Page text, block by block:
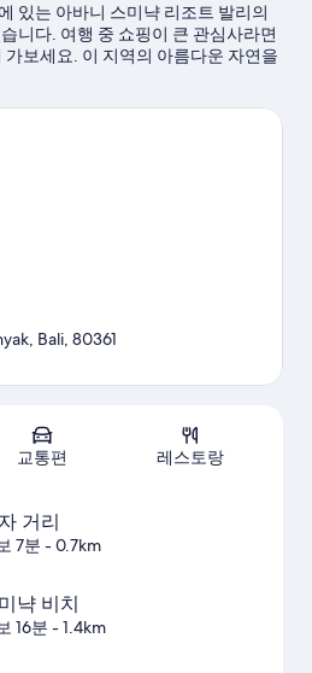
있는 아바니 스미냑 리조트 발리의
니다. 여행 중 쇼핑이 큰 관심사라면
보세요. 이 지역의 아름다운 자연을
블 식스 비치도 방문해 볼 만합니
지도
Bali, 80361
교통편 레스토랑
거리
7분 - 0.7km
냑 비치
16분 - 1.4km